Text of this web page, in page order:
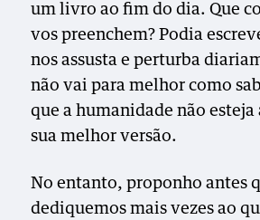
um livro ao fim do dia. Que
vos preenchem? Podia
nos assusta e perturba
não vai para melhor como
que a humanidade não
sua melhor versão.
No entanto, proponho antes
dediquemos mais vezes ao